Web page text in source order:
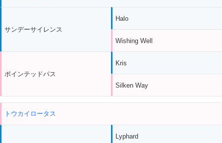
サンデーサイレンス
ポインテッドパス
Halo
Wishing Well
Kris
Silken Way
トウカイロータス
Lyphard